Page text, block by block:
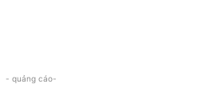
- quảng cáo-